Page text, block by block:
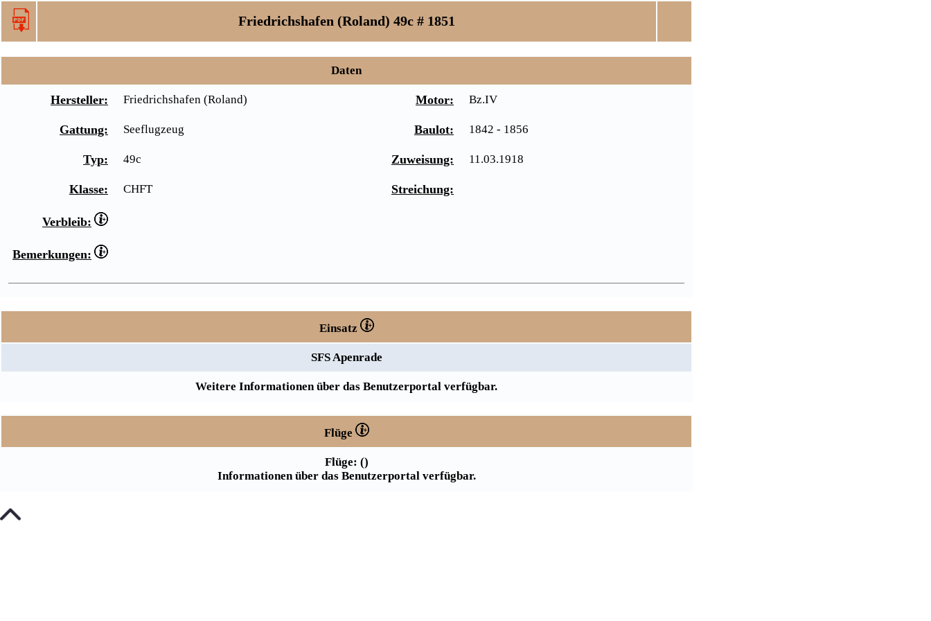
Friedrichshafen (Roland) 49c # 1851
Daten
Hersteller: Friedrichshafen (Roland) Motor: Bz.IV
Gattung: Seeflugzeug Baulot: 1842 - 1856
Typ: 49c Zuweisung: 11.03.1918
Klasse: CHFT Streichung:
Verbleib:
Bemerkungen:
Einsatz
SFS Apenrade
Weitere Informationen über das Benutzerportal verfügbar.
Flüge
Flüge: ()
Informationen über das Benutzerportal verfügbar.